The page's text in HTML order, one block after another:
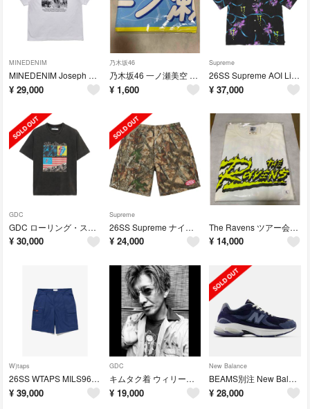
MINEDENIM
MINEDENIM Joseph Szabo×STIE-lo Tシャツ L
¥ 29,000
乃木坂46
乃木坂46 一ノ瀬美空 真夏の全国ツアー 個別マフラータオル
¥ 1,600
Supreme
26SS Supreme AOI Lilies レーヨンシャツ L
¥ 37,000
GDC
GDC ローリング・ストーンズ 89 ツアーTシャツ L
¥ 30,000
Supreme
26SS Supreme ナイロン ペインターショーツ M
¥ 24,000
The Ravens ツアー会場限定 アルバムジャケットTシャツ XL
¥ 14,000
W)taps
26SS WTAPS MILS9601 ファティーグショーツ M
¥ 39,000
GDC
キムタク着 ウィリーネルソン GDC ギター Tシャツ L
¥ 19,000
New Balance
BEAMS別注 New Balance 2010 US9.5 27.5
¥ 28,000